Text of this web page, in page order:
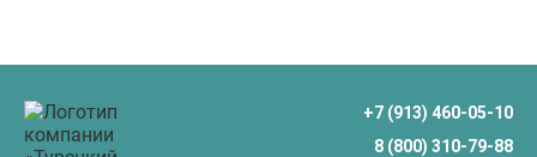
+7 (913) 460-05-10
8 (800) 310-79-88